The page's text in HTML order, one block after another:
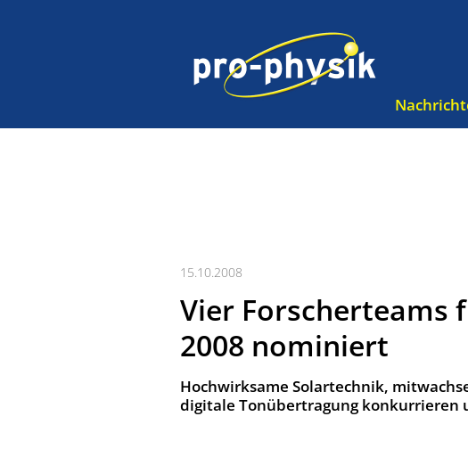
15.10.2008
Vier Forscherteams
2008 nominiert
Hochwirksame Solartechnik,
digitale Tonübertragung konkurrieren